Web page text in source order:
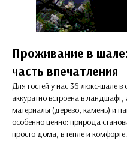
Проживание в
часть впечатления
Для гостей у нас 36 люкс-шале в
аккуратно встроена в
материалы (дерево, камень) и
особенно ценно: природа
просто дома, в тепле и комфорте.